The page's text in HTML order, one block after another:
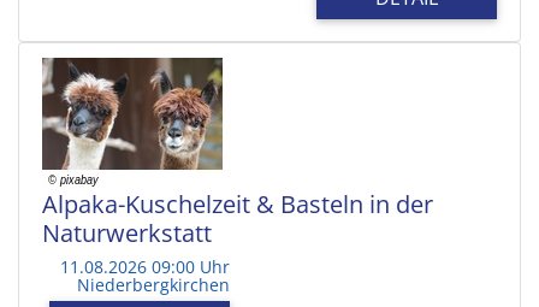
Alpaka-Kuschelzeit & Basteln in der
Naturwerkstatt
11.08.2026 09:00 Uhr
Niederbergkirchen